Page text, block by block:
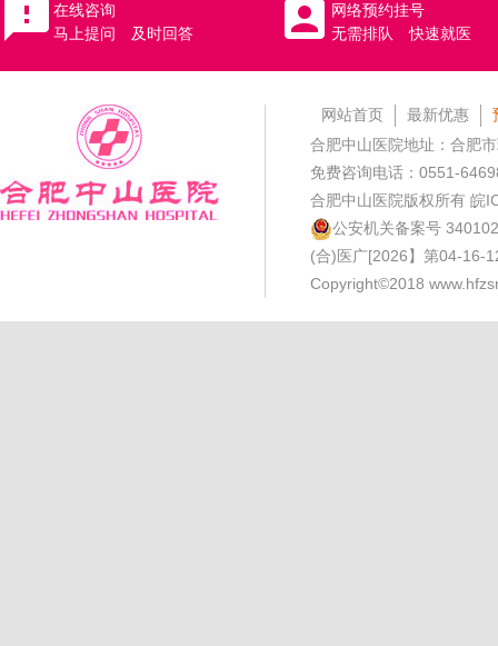
在线咨询
马上提问 及时回答
网络预约挂号
无需排队 快速就医
网站首页 最新优惠
合肥中山医院地址：合肥
免费咨询电话：0551-
合肥中山医院版权所有 皖
公安机关备案号
(合)医广[2026】第04-16-
Copyright©2018